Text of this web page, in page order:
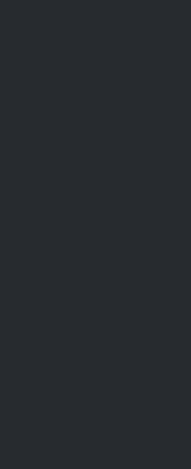
is external)